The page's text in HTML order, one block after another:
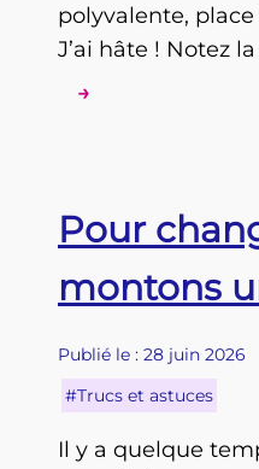
polyvalente,
J’ai hâte ! Notez
→
Pour
montons
Publié le : 28 juin 2026
#Trucs et astuces
Il y a quelque